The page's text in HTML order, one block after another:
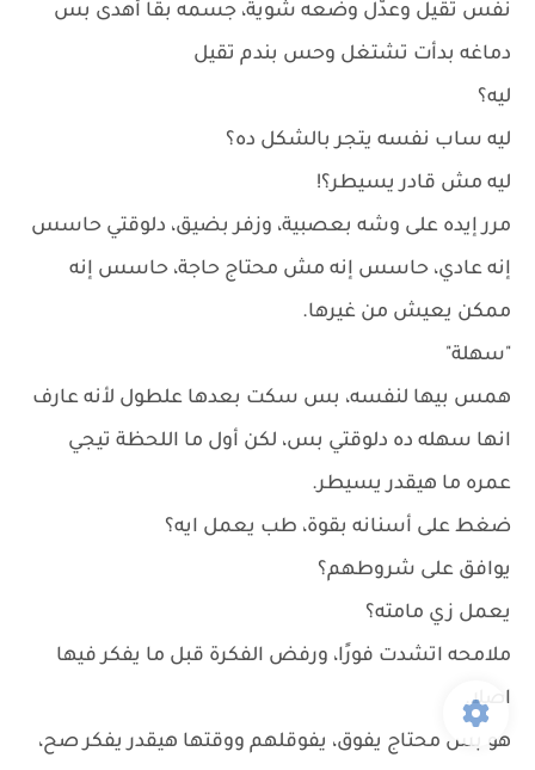
نفس تقيل وعدّل وضعه شوية، جسمه بقا أهدى بس
دماغه بدأت تشتغل وحس بندم تقيل
ليه؟
ليه ساب نفسه يتجر بالشكل ده؟
ليه مش قادر يسيطر؟!
مرر إيده على وشه بعصبية، وزفر بضيق، دلوقتي حاسس
إنه عادي، حاسس إنه مش محتاج حاجة، حاسس إنه
ممكن يعيش من غيرها.
"سهلة"
همس بيها لنفسه، بس سكت بعدها علطول لأنه عارف
انها سهله ده دلوقتي بس، لكن أول ما اللحظة تيجي
عمره ما هيقدر يسيطر.
ضغط على أسنانه بقوة، طب يعمل ايه؟
يوافق على شروطهم؟
يعمل زي مامته؟
ملامحه اتشدت فورًا، ورفض الفكرة قبل ما يفكر فيها
اصلا.
هو بس محتاج يفوق، يفوقلهم ووقتها هيقدر يفكر صح،